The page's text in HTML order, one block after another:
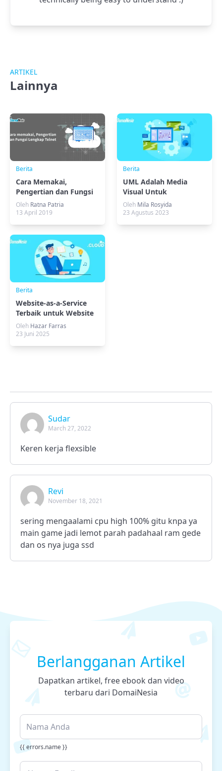
ARTIKEL
Lainnya
Berita
Cara Memakai,
Pengertian dan Fungsi
Lengkap Telnet
Oleh Ratna Patria
13 April 2019
Berita
UML Adalah Media
Visual Untuk
Menjelaskan User
Requirement Aplikasi
Oleh Mila Rosyida
23 Agustus 2023
Berita
Website-as-a-Service
Terbaik untuk Website
Profesionalmu!
Oleh Hazar Farras
23 Juni 2025
Sudar
March 27, 2022
Keren kerja flexsible
Revi
November 18, 2021
sering mengaalami cpu high 100% gitu knpa ya
main game jadi lemot parah padahaal ram gede
dan os nya juga ssd
Berlangganan Artikel
Dapatkan artikel, free ebook dan video
terbaru dari DomaiNesia
{{ errors.name }}